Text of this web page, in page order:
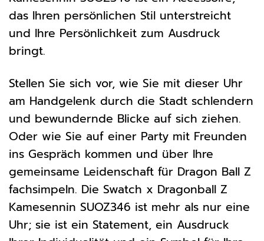
das Ihren persönlichen Stil unterstreicht
und Ihre Persönlichkeit zum Ausdruck
bringt.
Stellen Sie sich vor, wie Sie mit dieser Uhr
am Handgelenk durch die Stadt schlendern
und bewundernde Blicke auf sich ziehen.
Oder wie Sie auf einer Party mit Freunden
ins Gespräch kommen und über Ihre
gemeinsame Leidenschaft für Dragon Ball Z
fachsimpeln. Die Swatch x Dragonball Z
Kamesennin SUOZ346 ist mehr als nur eine
Uhr; sie ist ein Statement, ein Ausdruck